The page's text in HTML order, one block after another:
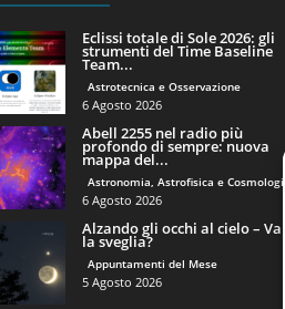
Eclissi totale di Sole 2026: gli
strumenti del Time Baseline
Team...
Astrotecnica e Osservazione
6 Agosto 2026
Abell 2255 nel radio più
profondo di sempre: nuova
mappa del...
Astronomia, Astrofisica e Cosmologia
6 Agosto 2026
Alzando gli occhi al cielo – Vale
la sveglia?
Appuntamenti del Mese
5 Agosto 2026